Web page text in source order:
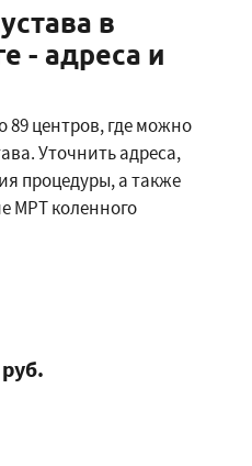
в
- адреса и
89 центров, где можно
Уточнить адреса,
процедуры, а также
МРТ коленного